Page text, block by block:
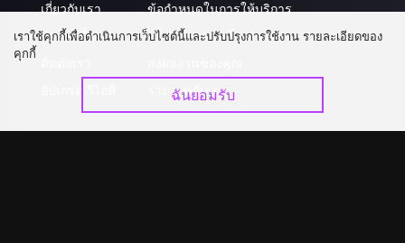
เกี่ยวกับเรา
คำถามที่พบบ่อย
ข้อกำหนดในการให้บริการ
นโยบายความเป็นส่วนตัว
ร่วมงานกับเรา
เราใช้คุกกี้เพื่อดำเนินการเว็บไซต์นี้และปรับปรุงการใช้งาน รายละเอียดของ
คุกกี้
ฉันยอมรับ